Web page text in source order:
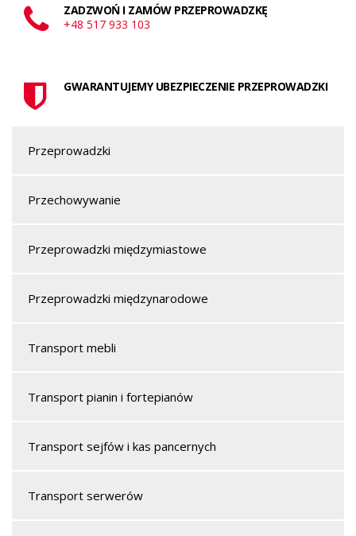
ZADZWOŃ I ZAMÓW PRZEPROWADZKĘ
+48 517 933 103
GWARANTUJEMY UBEZPIECZENIE PRZEPROWADZKI
Przeprowadzki
Przechowywanie
Przeprowadzki międzymiastowe
Przeprowadzki międzynarodowe
Transport mebli
Transport pianin i fortepianów
Transport sejfów i kas pancernych
Transport serwerów